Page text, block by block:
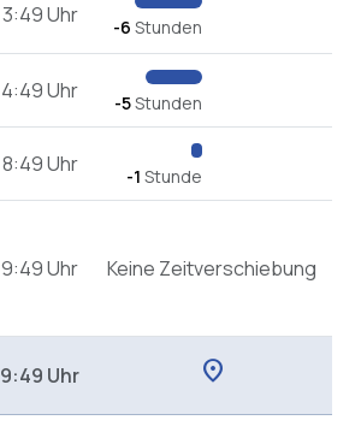
3:49 Uhr -6 Stunden
4:49 Uhr -5Stunden
8:49 Uhr -1 Stunde
9:49 Uhr Keine Zeitverschiebung
9:49 Uhr location_on